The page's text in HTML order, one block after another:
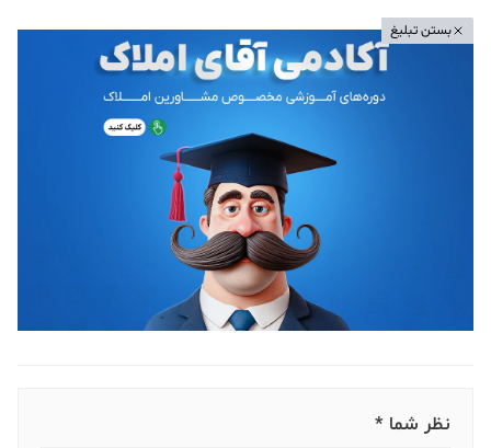
بستن تبلیغ
نظر شما *